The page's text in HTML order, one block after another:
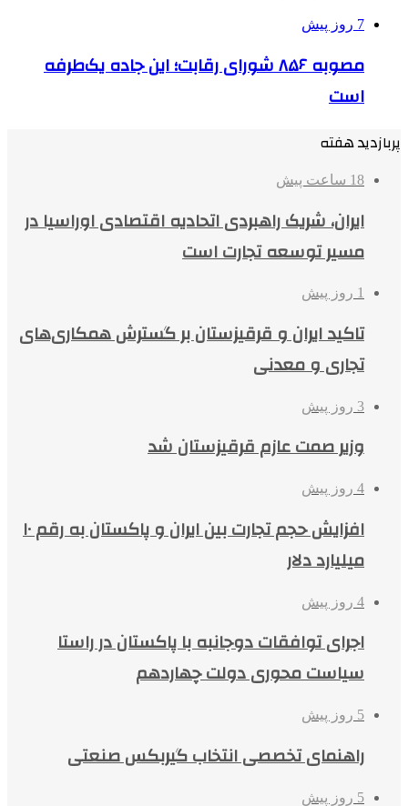
7 روز پیش
مصوبه ۸۵۶ شورای رقابت؛ این جاده یک‌طرفه
است
پربازدید هفته
18 ساعت پیش
ایران، شریک راهبردی اتحادیه اقتصادی اوراسیا در
مسیر توسعه تجارت است
1 روز پیش
تاکید ایران و قرقیزستان بر گسترش همکاری‌های
تجاری و معدنی
3 روز پیش
وزیر صمت عازم قرقیزستان شد
4 روز پیش
افزایش حجم تجارت بین ایران و پاکستان به رقم ۱۰
میلیارد دلار
4 روز پیش
اجرای توافقات دوجانبه با پاکستان در راستا
سیاست محوری دولت چهاردهم
5 روز پیش
راهنمای تخصصی انتخاب گیربکس صنعتی
5 روز پیش